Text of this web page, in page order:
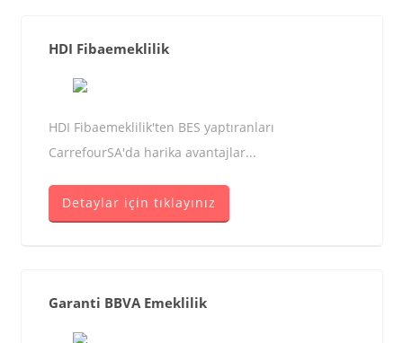
HDI Fibaemeklilik
HDI Fibaemeklilik'ten BES yaptıranları
CarrefourSA'da harika avantajlar...
Detaylar için tıklayınız
Garanti BBVA Emeklilik